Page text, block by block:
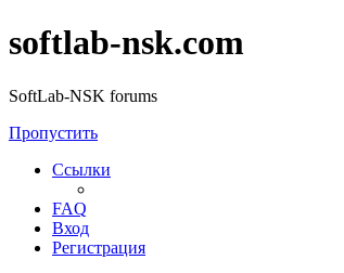
softlab-nsk.com
SoftLab-NSK forums
Пропустить
Ссылки
FAQ
Вход
Регистрация